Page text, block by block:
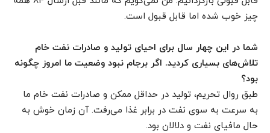
چیز خوب شده اما قابل قبول است.
شما در این چهار سال برای احیای تولید و صادرات نفت خام
تلاش‌های بسیاری کردید. اگر برجام نبود وضعیت ما امروز چگونه
بود؟
طبق روال تحریم، تولید در حداقل ممکن و صادرات نفت خام ما
به سرعت به سوی نفت در برابر غذا می‌رفت. آن زمان خوش به
حال مافیای نفت و دلالان بود.